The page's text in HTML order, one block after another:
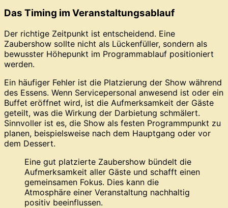
Das Timing im Veranstaltungsablauf
Der richtige Zeitpunkt ist entscheidend. Eine
Zaubershow sollte nicht als Lückenfüller, sondern als
bewusster Höhepunkt im Programmablauf positioniert
werden.
Ein häufiger Fehler ist die Platzierung der Show während
des Essens. Wenn Servicepersonal anwesend ist oder ein
Buffet eröffnet wird, ist die Aufmerksamkeit der Gäste
geteilt, was die Wirkung der Darbietung schmälert.
Sinnvoller ist es, die Show als festen Programmpunkt zu
planen, beispielsweise nach dem Hauptgang oder vor
dem Dessert.
Eine gut platzierte Zaubershow bündelt die
Aufmerksamkeit aller Gäste und schafft einen
gemeinsamen Fokus. Dies kann die
Atmosphäre einer Veranstaltung nachhaltig
positiv beeinflussen.